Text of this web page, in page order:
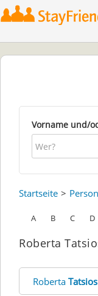
Vorname und/
Startseite
A B C D
Roberta
Roberta Tatsios